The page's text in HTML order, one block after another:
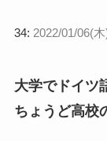
34: 2022/01/06(
大学でドイツ
ちょうど高校